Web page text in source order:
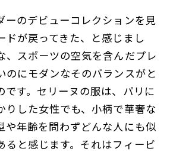
ーのデビューコレクションを見
ドが戻ってきた、と感じまし
、スポーツの空気を含んだプレ
のにモダンなそのバランスがと
です。セリーヌの服は、パリに
りした女性でも、小柄で華奢な
や年齢を問わずどんな人にも似
ると感じます。それはフィービ